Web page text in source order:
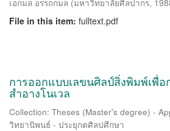
เอกมล อรรถกมล (มหาวิทยาลัยศิลปากร,
File in this item: fulltext.pdf
การออกแบบเลขนศิลป์สิ่งพิมพ์เพื่
สำอางโนเวล
Collection: Theses (Master's degree) -
วิทยานิพนธ์ - ประยุกตศิลปศึกษา